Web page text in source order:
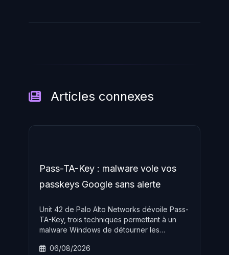
Articles connexes
Pass-TA-Key : malware vole vos
passkeys Google sans alerte
Unit 42 de Palo Alto Networks dévoile Pass-
TA-Key, trois techniques permettant à un
malware Windows de détourner les
Chrome. La clé maître de 32 octets transite
06/08/2026